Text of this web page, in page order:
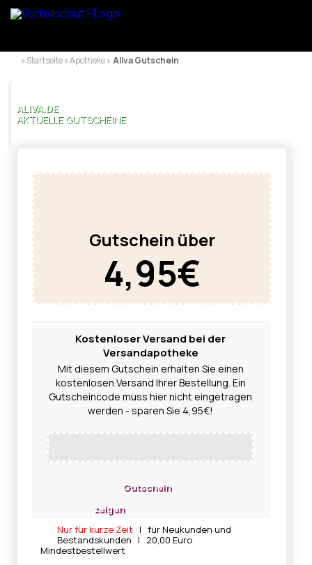
» Startseite » Apotheke »Aliva Gutschein
ALIVA.DE
AKTUELLE GUTSCHEINE
Gutschein über
4,95€
Kostenloser Versand bei der
Versandapotheke
Mit diesem Gutschein erhalten Sie einen
kostenlosen Versand Ihrer Bestellung. Ein
Gutscheincode muss hier nicht eingetragen
werden - sparen Sie 4,95€!
Gutschein
zeigen
Nur für kurze Zeit | für Neukunden und
Bestandskunden | 20,00 Euro
Mindestbestellwert